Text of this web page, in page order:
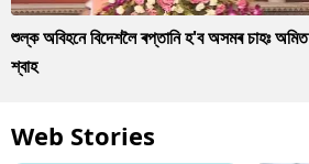
শুল্ক অবিহনে বিদেশলৈ ৰপ্তানি হ'ব অসমৰ চাহঃ অমিত
শ্বাহ
Web Stories